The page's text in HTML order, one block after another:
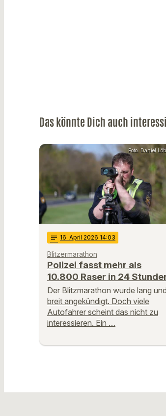
Das könnte Dich auch
Foto: Daniel
notes 16. April 2026 14:03
Blitzermarathon
Polizei fasst mehr als
10.800 Raser in 24
Der Blitzmarathon wurde lang und
breit angekündigt. Doch viele
Autofahrer scheint das nicht zu
interessieren. Ein …